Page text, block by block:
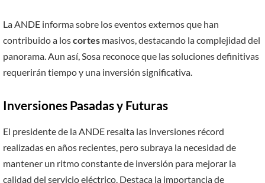
La ANDE informa sobre los eventos externos que han
contribuido a loscortes masivos, destacando la complejidad del
panorama. Aun así, Sosa reconoce que las soluciones definitivas
requerirán tiempo y una inversión significativa.
Inversiones Pasadas y Futuras
El presidente de la ANDE resalta las inversiones récord
realizadas en años recientes, pero subraya la necesidad de
mantener un ritmo constante de inversión para mejorar la
calidad del servicio eléctrico. Destaca la importancia de